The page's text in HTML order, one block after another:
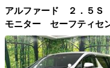
アルファード ２．５
モニター セーフティセ
ダークルーズコントロ
ＥＴＣ２．０ ドラレコ